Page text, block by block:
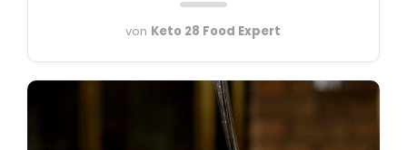
von Keto 28 Food Expert